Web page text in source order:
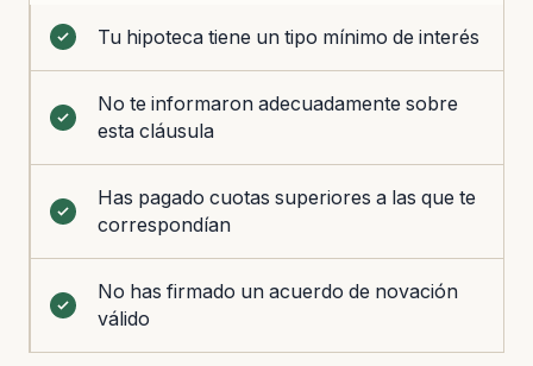
Tu hipoteca tiene un tipo mínimo de interés
No te informaron adecuadamente sobre
esta cláusula
Has pagado cuotas superiores a las que te
correspondían
No has firmado un acuerdo de novación
válido